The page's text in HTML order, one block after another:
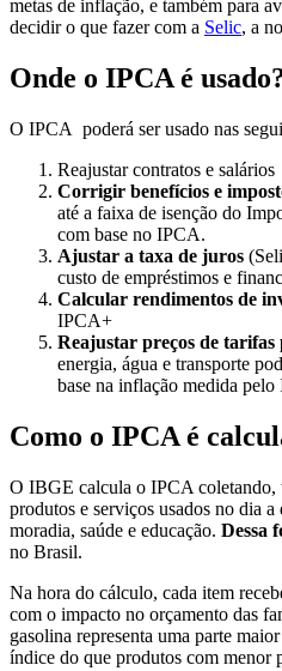
metas de inflação, e também para
decidir o que fazer com a Selic, a
Onde o IPCA é
O IPCA poderá ser usado nas
Reajustar contratos e salários
Corrigir benefícios e
até a faixa de isenção do
com base no IPCA.
Ajustar a taxa de juros
custo de empréstimos e
Calcular rendimentos de
IPCA+
Reajustar preços de tarifas
energia, água e transporte
base na inflação medida
Como o IPCA é
O IBGE calcula o IPCA coletando,
produtos e serviços usados no dia
moradia, saúde e educação. Dessa
no Brasil.
Na hora do cálculo, cada item
com o impacto no orçamento das
gasolina representa uma parte
índice do que produtos com menor